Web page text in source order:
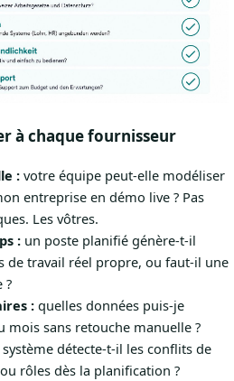
à chaque fournisseur
: votre équipe peut-elle modéliser
entreprise en démo live ? Pas
Les vôtres.
: un poste planifié génère-t-il
de travail réel propre, ou faut-il une
?
: quelles données puis-je
mois sans retouche manuelle ?
système détecte-t-il les conflits de
rôles dès la planification ?